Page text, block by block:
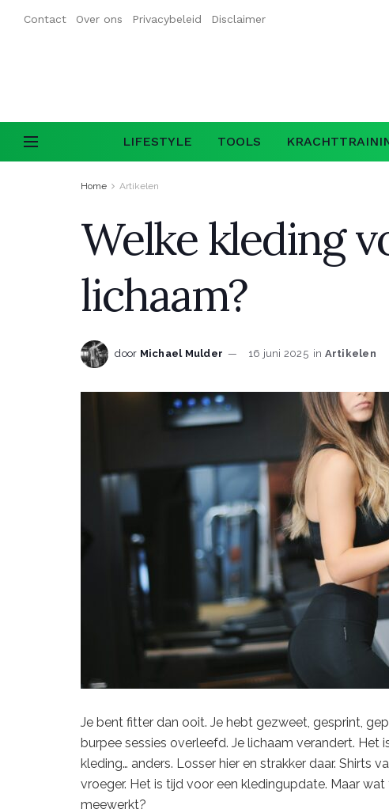
Contact Over ons Privacybeleid Disclaimer
LIFESTYLE TOOLS
Home Artikelen
Welke kleding
lichaam?
door Michael Mulder 16 juni 2025 in Artikelen
Je bent fitter dan ooit. Je hebt gezweet, gesprint,
burpee sessies overleefd. Je lichaam verandert. Het
kleding… anders. Losser hier en strakker daar. Shirts
vroeger. Het is tijd voor een kledingupdate. Maar
meewerkt?